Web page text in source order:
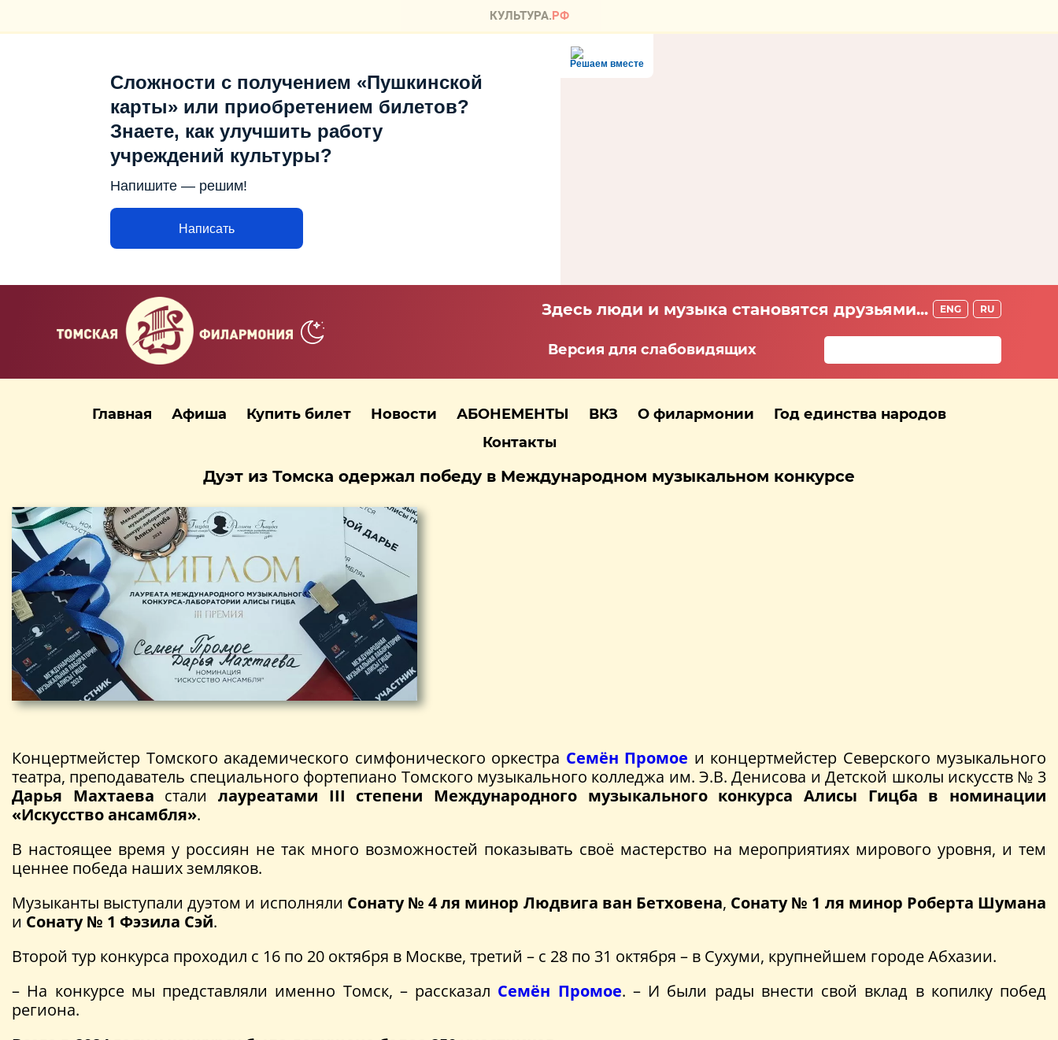
Решаем вместе
Сложности с получением «Пушкинской
карты» или приобретением билетов?
Знаете, как улучшить работу
учреждений культуры?
Напишите — решим!
Написать
Здесь люди и музыка становятся друзьями... ENG RU
Версия для слабовидящих
Главная Афиша Купить билет Новости АБОНЕМЕНТЫ ВКЗ О филармонии
Год единства народов
Контакты
Дуэт из Томска одержал победу в Международном музыкальном конкурсе
Концертмейстер Томского академического симфонического оркестра Семён Промое и концертмейстер Северского музыкального
театра, преподаватель специального фортепиано Томского музыкального колледжа им. Э.В. Денисова и Детской школы искусств № 3
Дарья Махтаева сталилауреатами III степени Международного музыкального конкурса Алисы Гицба в номинации
«Искусство ансамбля».
В настоящее время у россиян не так много возможностей показывать своё мастерство на мероприятиях мирового уровня, и тем
ценнее победа наших земляков.
Музыканты выступали дуэтом и исполняли Сонату № 4 ля минор Людвига ван Бетховена, Сонату № 1 ля минор Роберта Шумана
и Сонату № 1 Фэзила Сэй.
Второй тур конкурса проходил с 16 по 20 октября в Москве, третий – с 28 по 31 октября – в Сухуми, крупнейшем городе Абхазии.
– На конкурсе мы представляли именно Томск, – рассказал Семён Промое. – И были рады внести свой вклад в копилку побед
региона.